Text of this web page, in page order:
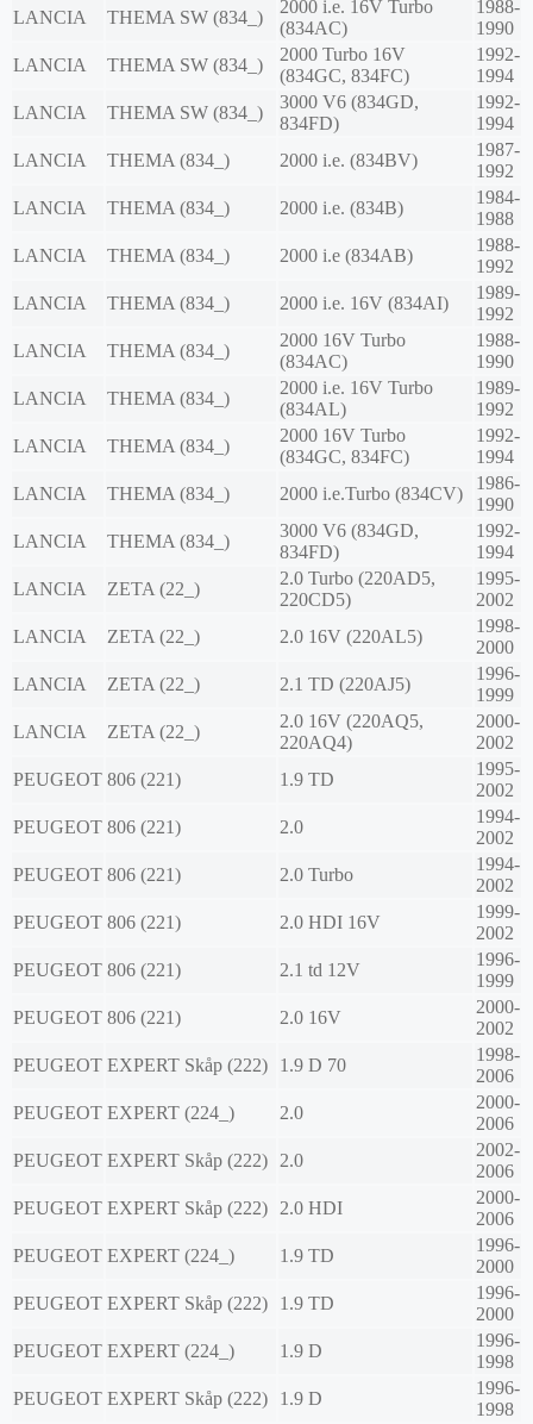
LANCIA THEMA SW (834_)
2000 i.e. 16V Turbo
(834AC)
1988-
1990
LANCIA
THEMA SW (834_)
2000 Turbo 16V
(834GC, 834FC)
1992-
1994
LANCIA
THEMA SW (834_)
3000 V6 (834GD,
834FD)
1992-
1994
LANCIA
THEMA (834_) 2000 i.e. (834BV)
1987-
1992
LANCIA
THEMA (834_) 2000 i.e. (834B)
1984-
1988
LANCIA
THEMA (834_) 2000 i.e (834AB)
1988-
1992
LANCIA
THEMA (834_) 2000 i.e. 16V (834AI)
1989-
1992
LANCIA
THEMA (834_)
2000 16V Turbo
(834AC)
1988-
1990
LANCIA
THEMA (834_)
2000 i.e. 16V Turbo
(834AL)
1989-
1992
LANCIA
THEMA (834_)
2000 16V Turbo
(834GC, 834FC)
1992-
1994
LANCIA
THEMA (834_) 2000 i.e.Turbo (834CV)
1986-
1990
LANCIA
THEMA (834_)
3000 V6 (834GD,
834FD)
1992-
1994
LANCIA
ZETA (22_)
2.0 Turbo (220AD5,
220CD5)
1995-
2002
LANCIA
ZETA (22_) 2.0 16V (220AL5)
1998-
2000
LANCIA
ZETA (22_) 2.1 TD (220AJ5)
1996-
1999
LANCIA
ZETA (22_)
2.0 16V (220AQ5,
220AQ4)
2000-
2002
PEUGEOT 806 (221) 1.9 TD
1995-
2002
PEUGEOT 806 (221) 2.0
1994-
2002
PEUGEOT 806 (221) 2.0 Turbo
1994-
2002
PEUGEOT 806 (221) 2.0 HDI 16V
1999-
2002
PEUGEOT 806 (221) 2.1 td 12V
1996-
1999
PEUGEOT 806 (221) 2.0 16V
2000-
2002
PEUGEOT EXPERT Skåp (222) 1.9 D 70
1998-
2006
PEUGEOT EXPERT (224_) 2.0
2000-
2006
PEUGEOT EXPERT Skåp (222) 2.0
2002-
2006
PEUGEOT EXPERT Skåp (222) 2.0 HDI
2000-
2006
PEUGEOT EXPERT (224_) 1.9 TD
1996-
2000
PEUGEOT EXPERT Skåp (222) 1.9 TD
1996-
2000
PEUGEOT EXPERT (224_) 1.9 D
1996-
1998
PEUGEOT EXPERT Skåp (222) 1.9 D
1996-
1998